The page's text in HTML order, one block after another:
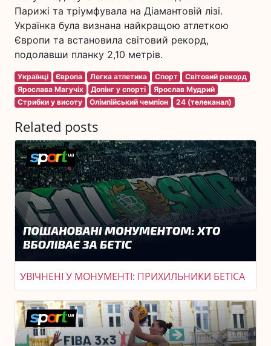
Парижі та тріумфувала на Діамантовій лізі.
Українка була визнана найкращою атлеткою
Європи та встановила світовий рекорд,
подолавши планку 2,10 метрів.
Українці Європа Легка атлетика Спорт
Світовий рекорд
Ярослава Магучіх
Допінг у спорті
Ярослав Мудрий
Стрибки у висоту
Олімпійський чемпіон 24 (телеканал)
Related posts
УВІЧНЕНІ У МОНУМЕНТІ: ПРИХИЛЬНИКИ БЕТІСА